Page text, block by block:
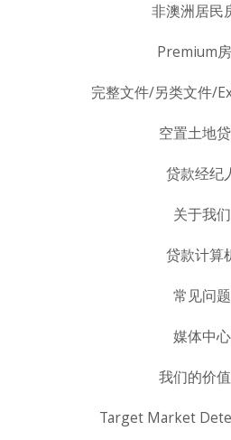
非澳洲居民
Premium
完整文件/另类文件/
空置土地
贷款经纪
关于我们
贷款计算
常见问题
媒体中心
我们的价
Target Market